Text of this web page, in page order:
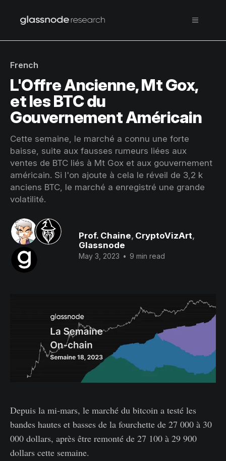
French
L'Offre Ancienne, Mt Gox,
et les BTC du
Gouvernement Américain
Cette semaine, le marché a connu une forte
baisse, suite aux fausses rumeurs liées aux
ventes de BTC liés à Mt Gox et aux gouvernement
américain. Si l'on ajoute à cela le réveil de 3,2 k
anciens BTC, le marché a enregistré une grande
volatilité.
Prof. Chaine, CryptoVizArt,
Glassnode
May 3, 2023 • 9 min read
Depuis la mi-mars, le marché du bitcoin a testé les
bandes hautes et basses de la fourchette de 27 000 à 30
000 dollars, après être remonté de 27 100 à 29 900
dollars cette semaine.